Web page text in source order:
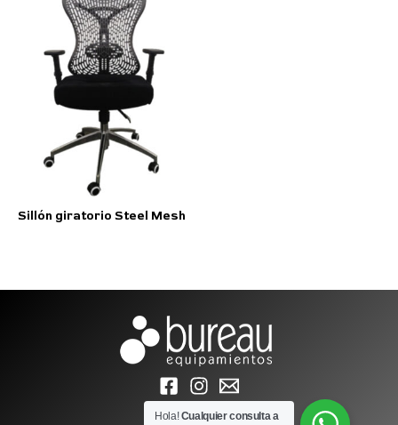
Sillón giratorio Steel Mesh
Hola!Cualquier consulta a